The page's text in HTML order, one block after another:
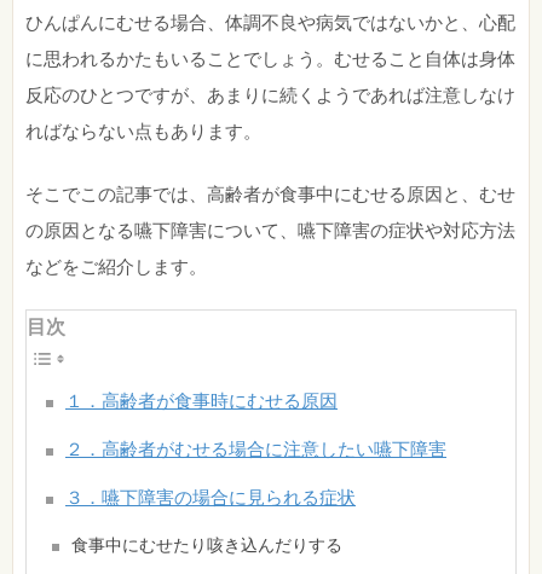
ひんぱんにむせる場合、体調不良や病気ではないかと、心配
に思われるかたもいることでしょう。むせること自体は身体
反応のひとつですが、あまりに続くようであれば注意しなけ
ればならない点もあります。
そこでこの記事では、高齢者が食事中にむせる原因と、むせ
の原因となる嚥下障害について、嚥下障害の症状や対応方法
などをご紹介します。
目次
１．高齢者が食事時にむせる原因
２．高齢者がむせる場合に注意したい嚥下障害
３．嚥下障害の場合に見られる症状
食事中にむせたり咳き込んだりする